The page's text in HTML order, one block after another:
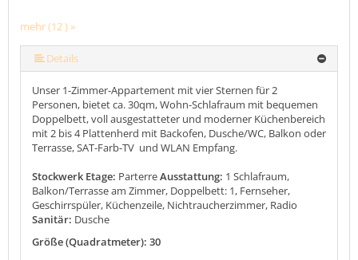
mehr (12 ) »
mehr (12 ) »
mehr (12 ) »
mehr (12 ) »
mehr (12 ) »
mehr (12 ) »
mehr (12 ) »
mehr (12 ) »
mehr (12 ) »
Details
Unser 1-Zimmer-Appartement mit vier Sternen für 2
Personen, bietet ca. 30qm, Wohn-Schlafraum mit bequemen
Doppelbett, voll ausgestatteter und moderner Küchenbereich
mit 2 bis 4 Plattenherd mit Backofen, Dusche/WC, Balkon oder
Terrasse, SAT-Farb-TV und WLAN Empfang.
Stockwerk Etage: ParterreAusstattung: 1 Schlafraum,
Balkon/Terrasse am Zimmer, Doppelbett: 1, Fernseher,
Geschirrspüler, Küchenzeile, Nichtraucherzimmer, Radio
Sanitär: Dusche
Größe (Quadratmeter): 30